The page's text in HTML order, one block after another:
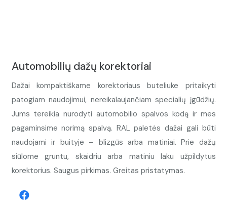
Automobilių dažų korektoriai
Dažai kompaktiškame korektoriaus buteliuke pritaikyti
patogiam naudojimui, nereikalaujančiam specialių įgūdžių.
Jums tereikia nurodyti automobilio spalvos kodą ir mes
pagaminsime norimą spalvą. RAL paletės dažai gali būti
naudojami ir buityje – blizgūs arba matiniai. Prie dažų
siūlome gruntu, skaidriu arba matiniu laku užpildytus
korektorius. Saugus pirkimas. Greitas pristatymas.